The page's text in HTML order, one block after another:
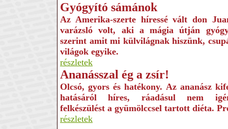
Gyógyító sámánok
Az Amerika-szerte híressé vált don
varázsló volt, aki a mágia útján
szerint amit mi külvilágnak hiszünk,
világok egyike.
részletek
Ananásszal ég a zsír!
Olcsó, gyors és hatékony. Az ananász
hatásáról híres, ráadásul nem
felkészülést a gyümölccsel tartott diéta.
részletek